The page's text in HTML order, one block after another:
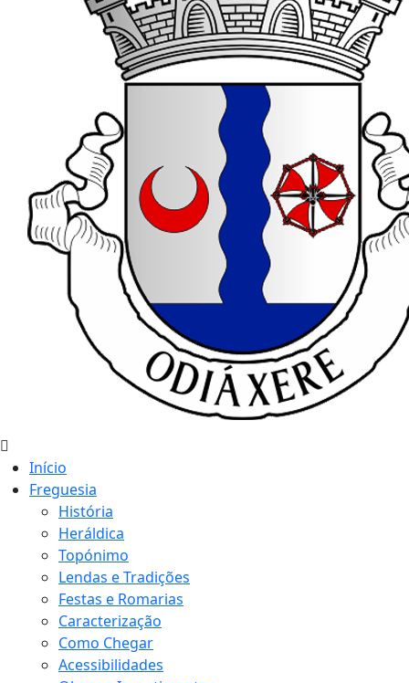
Início
Freguesia
História
Heráldica
Topónimo
Lendas e Tradições
Festas e Romarias
Caracterização
Como Chegar
Acessibilidades